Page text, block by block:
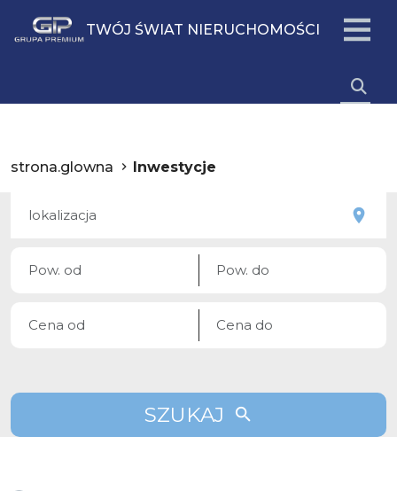
TWÓJ ŚWIAT NIERUCHOMOŚCI
strona.glowna Inwestycje
SZUKAJ